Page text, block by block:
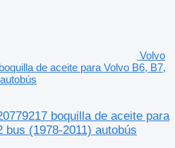
Volvo
de aceite para Volvo B6, B7,
boquilla de aceite para
bus (1978-2011) autobús